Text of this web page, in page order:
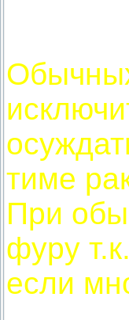
тиме
При
фуру
если